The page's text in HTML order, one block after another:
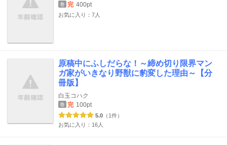
巻 完 400pt
お気に入り：7人
原稿中にふしだらな！～締め切り限界マン
ガ家がいきなり野獣に豹変した理由～【分
冊版】
白玉コハク
巻 完 100pt
5.0 （1件）
お気に入り：16人